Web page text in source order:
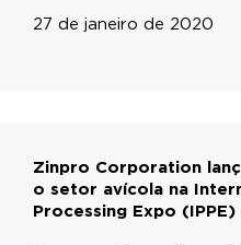
27 de janeiro de 2020
Zinpro Corporation
o setor avícola na
Processing Expo